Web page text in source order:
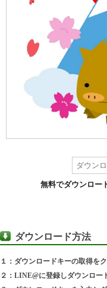
無料でダウンロー
ダウンロード方法
１：ダウンロードキーの取得を
２：LINE@に登録しダウンロー